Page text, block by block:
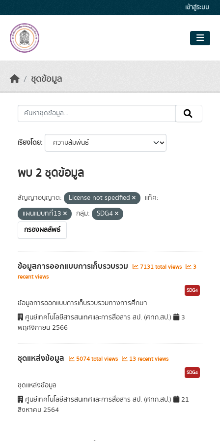
เข้าสู่ระบบ
ชุดข้อมูล
เรียงโดย
พบ 2 ชุดข้อมูล
สัญญาอนุญาต: License not specified
แท็ค:
แผนแม่บทที่13
กลุ่ม:
SDG4
กรองผลลัพธ์
ข้อมูลการออกแบบการเก็บรวบรวม 7131 total views
3
recent views
SDG4
ข้อมูลการออกแบบการเก็บรวบรวมทางการศึกษา
ศูนย์เทคโนโลยีสารสนเทศและการสื่อสาร สป. (ศทก.สป.)
3
พฤศจิกายน 2566
ชุดแหล่งข้อมูล 5074 total views 13 recent views
SDG4
ชุดแหล่งข้อมูล
ศูนย์เทคโนโลยีสารสนเทศและการสื่อสาร สป. (ศทก.สป.)
21
สิงหาคม 2564